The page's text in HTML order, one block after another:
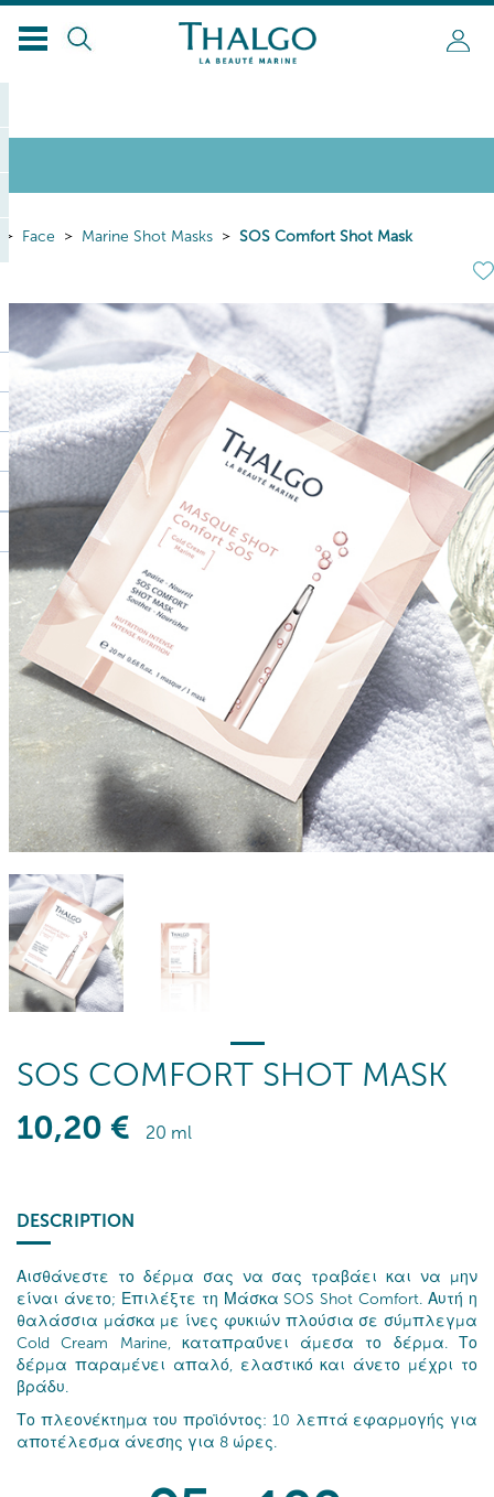
Face Marine Shot Masks SOS Comfort Shot Mask
SOS COMFORT SHOT MASK
10,20 € 20 ml
DESCRIPTION
Αισθάνεστε το δέρμα σας να σας τραβάει και να μην
είναι άνετο; Επιλέξτε τη Μάσκα SOS Shot Comfort. Αυτή η
θαλάσσια μάσκα με ίνες φυκιών πλούσια σε σύμπλεγμα
Cold Cream Marine, καταπραΰνει άμεσα το δέρμα. Το
δέρμα παραμένει απαλό, ελαστικό και άνετο μέχρι το
βράδυ.
Το πλεονέκτημα του προϊόντος: 10 λεπτά εφαρμογής για
αποτέλεσμα άνεσης για 8 ώρες.